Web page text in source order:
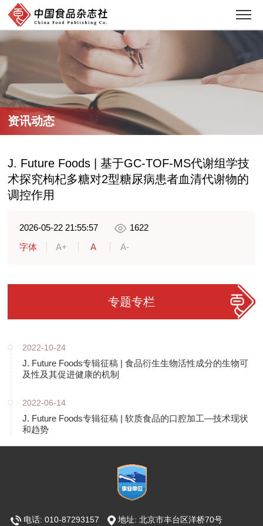
资讯动态
J. Future Foods | 基于GC-TOF-MS代谢组学技
术探究枸杞多糖对2型糖尿病患者血清代谢物的
调控作用
2026-05-22 21:55:57
1622
字体
A+ A A-
专题专栏
2022-10-24
J. Future Foods专辑征稿 | 食品衍生生物活性成分的生物可
及性及其促进健康的机制
2022-06-14
J. Future Foods专辑征稿 | 软质食品的口腔加工—技术现状
和趋势
电话: 010-87293157 地址: 北京市丰台区洋桥70号